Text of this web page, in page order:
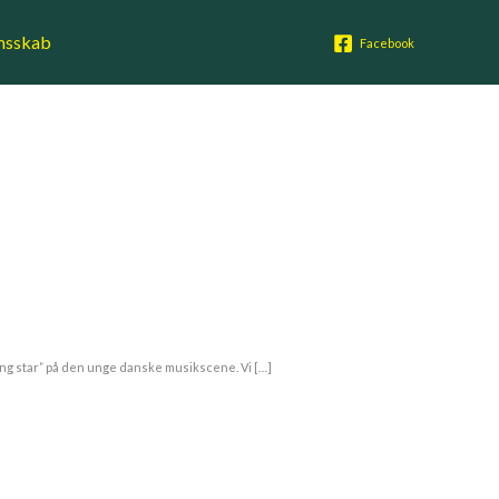
Facebook
på den unge danske musikscene. Vi […]